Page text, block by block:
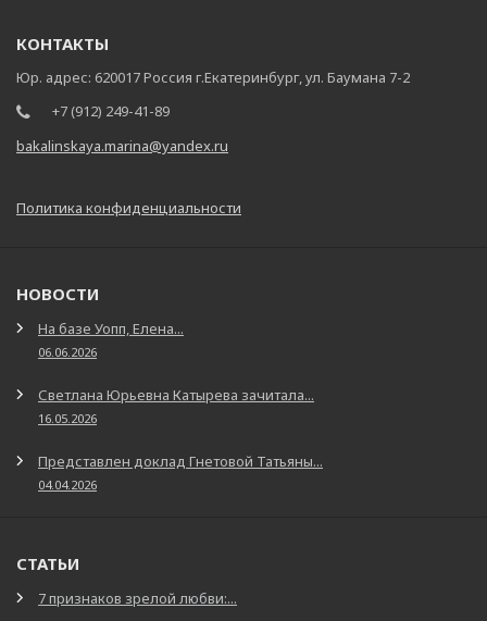
КОНТАКТЫ
Юр. адрес: 620017 Россия г.Екатеринбург, ул. Баумана 7-2
+7 (912) 249-41-89
bakalinskaya.marina@yandex.ru
Политика конфиденциальности
НОВОСТИ
На базе Уопп, Елена...
06.06.2026
Светлана Юрьевна Катырева зачитала...
16.05.2026
Представлен доклад Гнетовой Татьяны...
04.04.2026
СТАТЬИ
7 признаков зрелой любви:...